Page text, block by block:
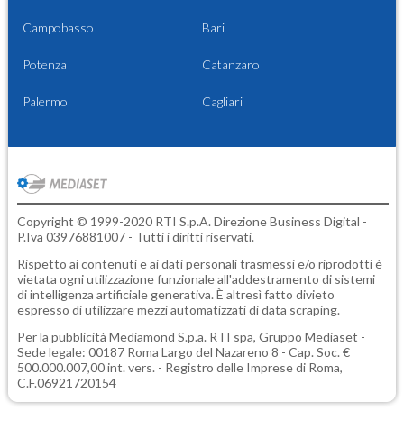
Campobasso Bari
Potenza Catanzaro
Palermo Cagliari
Copyright © 1999-2020 RTI S.p.A. Direzione Business Digital -
P.Iva 03976881007 - Tutti i diritti riservati.
Rispetto ai contenuti e ai dati personali trasmessi e/o riprodotti è
vietata ogni utilizzazione funzionale all'addestramento di sistemi
di intelligenza artificiale generativa. È altresì fatto divieto
espresso di utilizzare mezzi automatizzati di data scraping.
Per la pubblicità Mediamond S.p.a. RTI spa, Gruppo Mediaset -
Sede legale: 00187 Roma Largo del Nazareno 8 - Cap. Soc. €
500.000.007,00 int. vers. - Registro delle Imprese di Roma,
C.F.06921720154